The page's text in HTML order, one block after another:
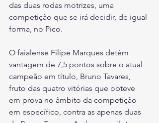
das duas rodas motrizes, uma
competição que se irá decidir, de igual
forma, no Pico.
O faialense Filipe Marques detém
vantagem de 7,5 pontos sobre o atual
campeão em título, Bruno Tavares,
fruto das quatro vitórias que obteve
em prova no âmbito da competição
em específico, contra as apenas duas